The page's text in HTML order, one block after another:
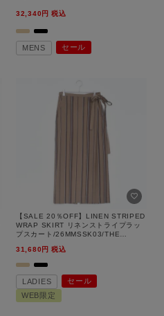
ー）【返品交換不可】
32,340 税込
MENS セール
【SALE 20％OFF】LINEN STRIPED
WRAP SKIRT リネンストライプラッ
プスカート/26MMSSK03/THE
不可】
31,680 税込
LADIES
セール
WEB限定